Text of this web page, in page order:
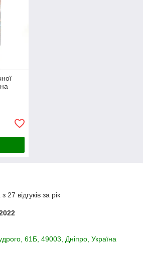
27 відгуків за рік
61Б, 49003, Дніпро, Україна